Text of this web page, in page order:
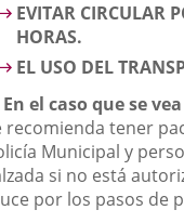
EVITAR CIRCULAR
HORAS.
EL USO DEL
En el caso que se
recomienda tener
Municipal y
si no está
por los pasos de